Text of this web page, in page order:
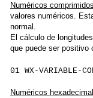
Numéricos comprimidos
valores numéricos.
normal.
El cálculo de
que puede ser positivo
01 WX-VARIABLE-
Numéricos